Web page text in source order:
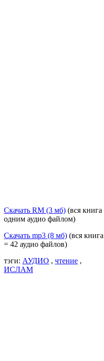
Скачать RM (3 мб) (вся книга
одним аудио файлом)
Скачать mp3 (8 мб) (вся книга
= 42 аудио файлов)
тэги: АУДИО , чтение ,
ИСЛАМ